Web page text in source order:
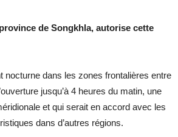
de Songkhla, autorise cette
nocturne dans les zones frontalières entre
jusqu’à 4 heures du matin, une
et qui serait en accord avec les
dans d’autres régions.